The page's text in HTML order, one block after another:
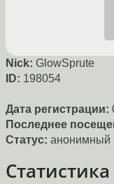
Nick: GlowSprute
ID: 198054
Дата регистрации:
Последнее
Статус: анонимный
Статистика